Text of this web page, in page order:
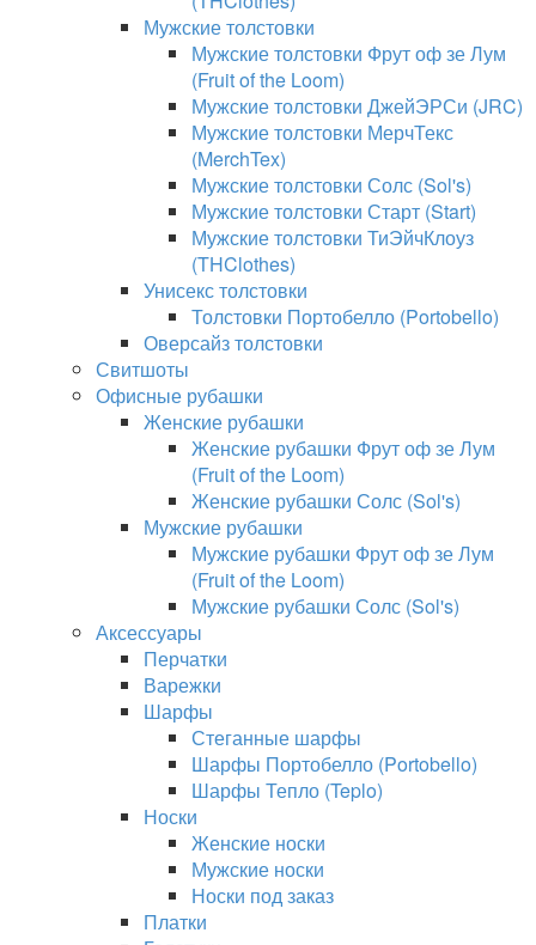
Мужские толстовки
Мужские толстовки Фрут оф зе Лум
(Fruit of the Loom)
Мужские толстовки ДжейЭРСи (JRC)
Мужские толстовки МерчТекс
(MerchTex)
Мужские толстовки Солс (Sol's)
Мужские толстовки Старт (Start)
Мужские толстовки ТиЭйчКлоуз
(THClothes)
Унисекс толстовки
Толстовки Портобелло (Portobello)
Оверсайз толстовки
Свитшоты
Офисные рубашки
Женские рубашки
Женские рубашки Фрут оф зе Лум
(Fruit of the Loom)
Женские рубашки Солс (Sol's)
Мужские рубашки
Мужские рубашки Фрут оф зе Лум
(Fruit of the Loom)
Мужские рубашки Солс (Sol's)
Аксессуары
Перчатки
Варежки
Шарфы
Стеганные шарфы
Шарфы Портобелло (Portobello)
Шарфы Тепло (Teplo)
Носки
Женские носки
Мужские носки
Носки под заказ
Платки